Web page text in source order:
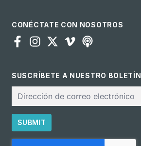
CONÉCTATE CON NOSOTROS
SUSCRÍBETE A NUESTRO BOLETÍN
electrónico
SUBMIT